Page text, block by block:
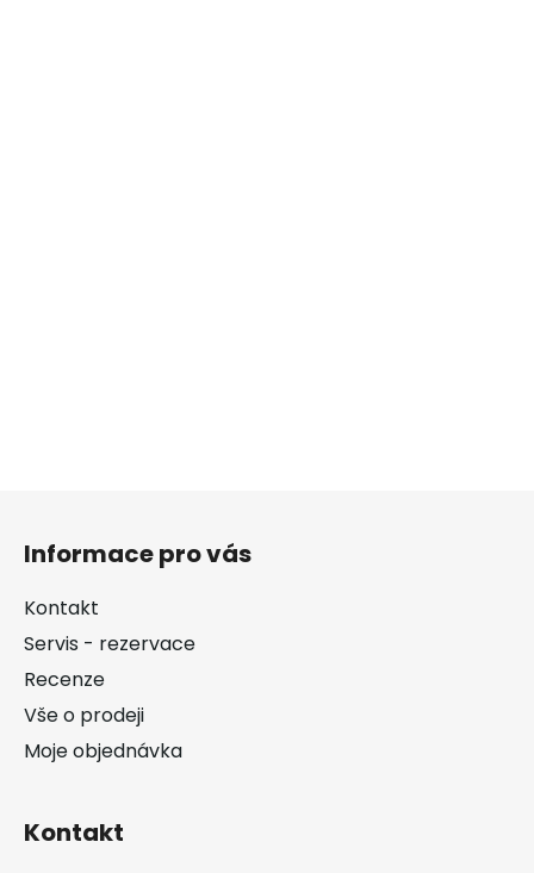
Informace pro vás
Kontakt
Servis - rezervace
Recenze
Vše o prodeji
Moje objednávka
Kontakt